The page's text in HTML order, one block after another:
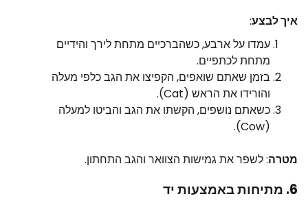
איך לבצע:
עמדו על ארבע, כשהברכיים מתחת לירך והידיים
מתחת לכתפיים.
בזמן שאתם שואפים, הקפיצו את הגב כלפי מעלה
והורידו את הראש (Cat).
כשאתם נושפים, הקשתו את הגב והביטו למעלה
(Cow).
מטרה: לשפר את גמישות הצוואר והגב התחתון.
6. מתיחות באמצעות יד